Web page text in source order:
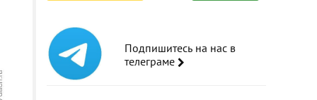
Подпишитесь на нас в
телеграме